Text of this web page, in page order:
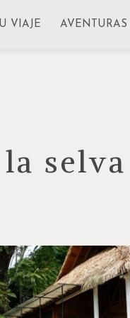
VIAJE AVENTURAS
selva